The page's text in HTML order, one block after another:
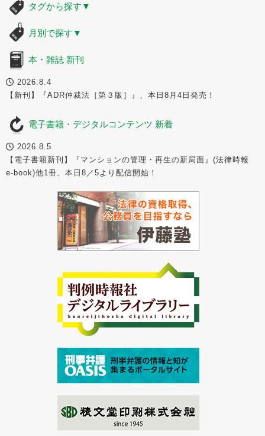
タグから探す ▼
月別で探す ▼
本・雑誌 新刊
2026.8.4
【新刊】『ADR仲裁法［第３版］』、本日8月4日発売！
電子書籍・デジタルコンテンツ 新着
2026.8.5
【電子書籍新刊】『マンションの管理・再生の新局面』(法律時報
e-book)他1冊、本日8／5より配信開始！